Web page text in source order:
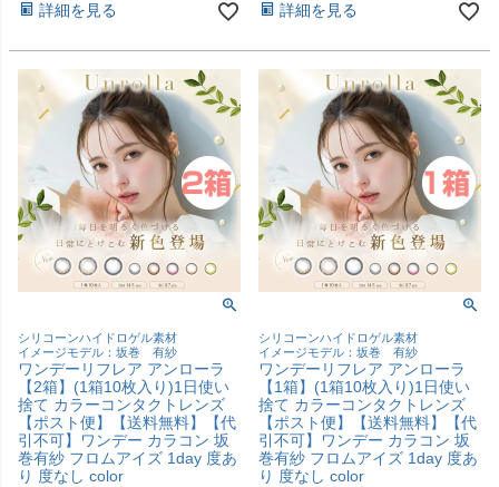
詳細を見る 詳細を見る
シリコーンハイドロゲル素材
イメージモデル：坂巻 有紗
ワンデーリフレア アンローラ
【2箱】(1箱10枚入り)1日使い
捨て カラーコンタクトレンズ
【ポスト便】【送料無料】【代
引不可】ワンデー カラコン 坂
巻有紗 フロムアイズ 1day 度あ
り 度なし color
シリコーンハイドロゲル素材
イメージモデル：坂巻 有紗
ワンデーリフレア アンローラ
【1箱】(1箱10枚入り)1日使い
捨て カラーコンタクトレンズ
【ポスト便】【送料無料】【代
引不可】ワンデー カラコン 坂
巻有紗 フロムアイズ 1day 度あ
り 度なし color